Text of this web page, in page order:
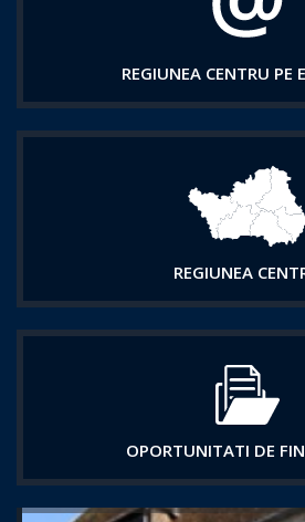
REGIUNEA CENTRU PE
REGIUNEA
OPORTUNITATI DE